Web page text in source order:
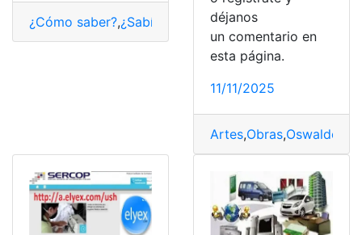
¿Cómo saber?,¿Sabías qué? Ecuador,
déjanos
un comentario en
esta página.
11/11/2025
Artes,Obras,Oswaldo